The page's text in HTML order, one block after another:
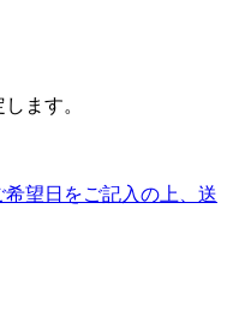
ます。
望日をご記入の上、送